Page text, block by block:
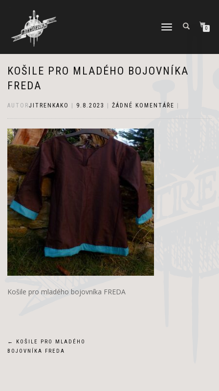
PŘEPNOUT
0
KOŠILE PRO MLADÉHO BOJOVNÍKA
FREDA
AUTORJITRENKAKO 9.8.2023 ŽÁDNÉ KOMENTÁŘE
Košile pro mladého bojovníka FREDA
Navigace
←
KOŠILE PRO MLADÉHO
BOJOVNÍKA FREDA